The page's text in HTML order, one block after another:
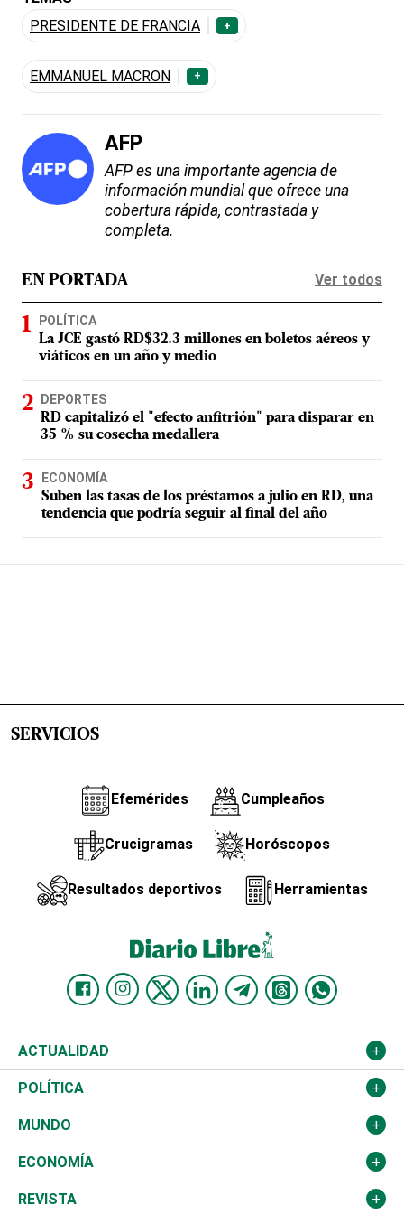
PRESIDENTE DE FRANCIA
+
EMMANUEL MACRON +
AFP
AFP es una importante agencia de
información mundial que ofrece una
cobertura rápida, contrastada y
completa.
EN PORTADA Ver todos
POLÍTICA
La JCE gastó RD$32.3 millones en boletos aéreos y
viáticos en un año y medio
DEPORTES
RD capitalizó el "efecto anfitrión" para disparar en
35 % su cosecha medallera
ECONOMÍA
Suben las tasas de los préstamos a julio en RD, una
tendencia que podría seguir al final del año
SERVICIOS
Efemérides Cumpleaños
Crucigramas Horóscopos
Resultados deportivos Herramientas
ACTUALIDAD
Nacional
Ciudad
Educación
Salud
POLÍTICA
Partidos
JCE
TSE
MUNDO
Estados Unidos
América Latina
ECONOMÍA
Finanzas
REVISTA